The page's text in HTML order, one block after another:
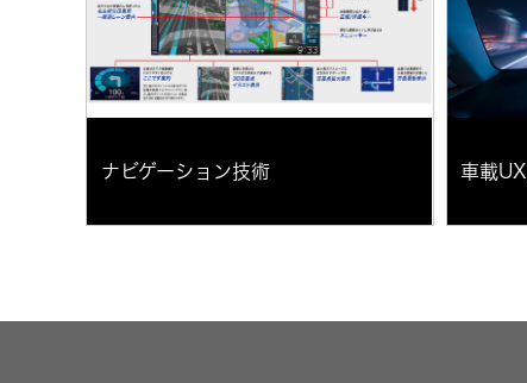
ナビゲーション技術 車載